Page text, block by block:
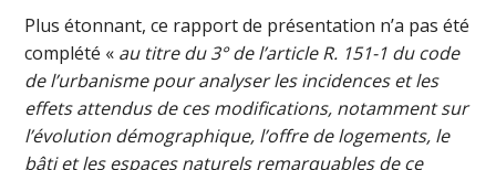
Plus étonnant, ce rapport de présentation n’a pas été
complété « au titre du 3° de l’article R. 151-1 du code
de l’urbanisme pour analyser les incidences et les
effets attendus de ces modifications, notamment sur
l’évolution démographique, l’offre de logements, le
bâti et les espaces naturels remarquables de ce